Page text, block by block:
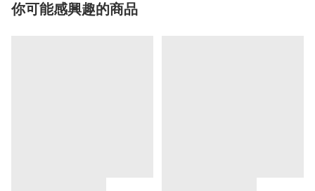
你可能感興趣的商品